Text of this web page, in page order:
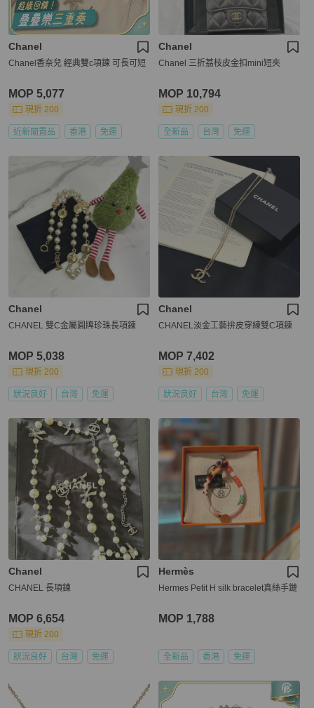
Chanel
Chanel香奈兒 經典雙c項鍊 可長可短
MOP 5,077
現折 200
近新閒置品 香港 免運
Chanel
Chanel 三折荔枝皮金扣mini短夾
MOP 10,794
現折 200
全新品 台灣 免運
Chanel
CHANEL 雙C金屬圓牌珍珠長項鍊
MOP 5,038
現折 200
狀況良好 台灣 免運
Chanel
CHANEL淡金工藝拚皮穿練雙C項鍊
MOP 7,402
現折 200
狀況良好 台灣 免運
Chanel
CHANEL 長項鍊
MOP 6,654
現折 200
狀況良好 台灣 免運
Hermès
Hermes Petit H silk bracelet真絲手鏈
MOP 1,788
全新品 香港 免運